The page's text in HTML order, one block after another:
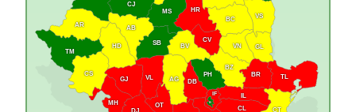
AR
CS PH
IF
TM
GL
BZ
BR TL
CT
DB
AG
SB
VL
BV
CV
HR
MS
CJ
HD
AB
VN
VS
GJ
MH
BC
OT
B
CL
IL